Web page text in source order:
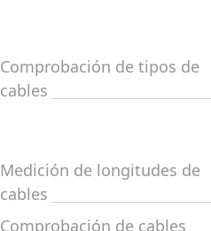
Comprobación de tipos de
cables
Medición de longitudes de
cables
Comprobación de cables